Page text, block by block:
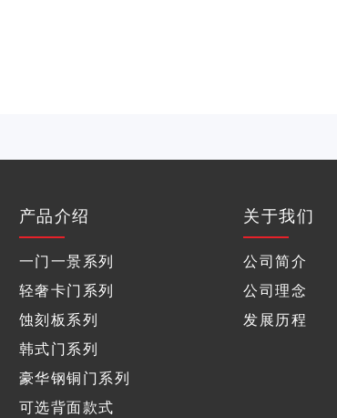
产品介绍
一门一景系列
轻奢卡门系列
蚀刻板系列
韩式门系列
豪华钢铜门系列
可选背面款式
关于我们
公司简介
公司理念
发展历程